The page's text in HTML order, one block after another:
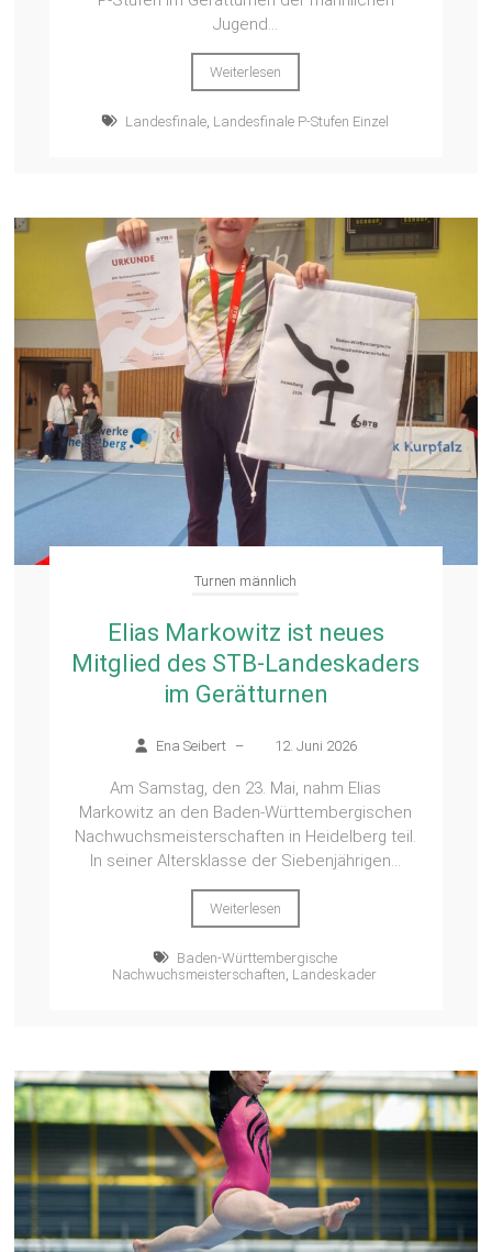
Jugend...
Weiterlesen
Landesfinale, Landesfinale P-Stufen Einzel
Turnen männlich
Elias Markowitz ist neues
Mitglied des STB-Landeskaders
im Gerätturnen
Ena Seibert – 12. Juni 2026
Am Samstag, den 23. Mai, nahm Elias
Markowitz an den Baden-Württembergischen
Nachwuchsmeisterschaften in Heidelberg teil.
In seiner Altersklasse der Siebenjährigen...
Weiterlesen
Baden-Württembergische
Nachwuchsmeisterschaften Landeskader